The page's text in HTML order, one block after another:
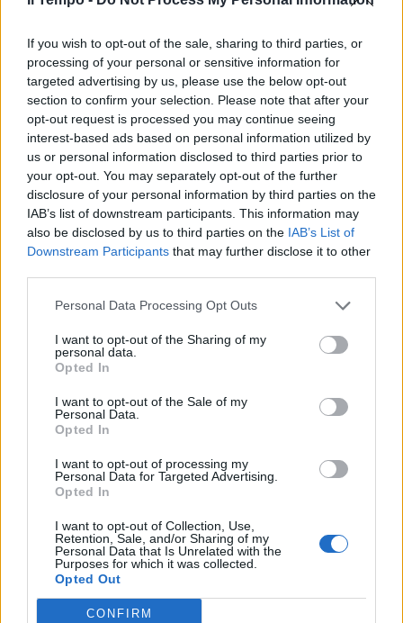
If you wish to opt-out of the sale, sharing to third parties, or
processing of your personal or sensitive information for
targeted advertising by us, please use the below opt-out
section to confirm your selection. Please note that after your
opt-out request is processed you may continue seeing
interest-based ads based on personal information utilized by
us or personal information disclosed to third parties prior to
your opt-out. You may separately opt-out of the further
disclosure of your personal information by third parties on the
IAB’s list of downstream participants. This information may
also be disclosed by us to third parties on the IAB’s List of
Downstream Participants that may further disclose it to other
Personal Data Processing Opt Outs
I want to opt-out of the Sharing of my
personal data.
Opted In
I want to opt-out of the Sale of my
Personal Data.
Opted In
I want to opt-out of processing my
Personal Data for Targeted Advertising.
Opted In
I want to opt-out of Collection, Use,
Retention, Sale, and/or Sharing of my
Personal Data that Is Unrelated with the
Purposes for which it was collected.
Opted Out
CONFIRM